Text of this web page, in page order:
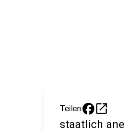
Teilen: open_in_new
staatlich